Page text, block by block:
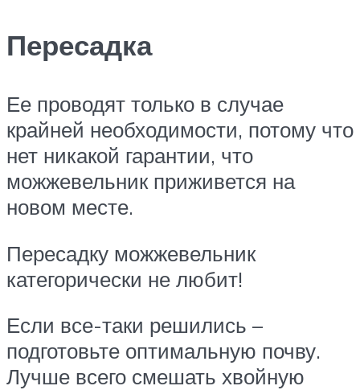
Пересадка
Ее проводят только в случае
крайней необходимости, потому что
нет никакой гарантии, что
можжевельник приживется на
новом месте.
Пересадку можжевельник
категорически не любит!
Если все-таки решились –
подготовьте оптимальную почву.
Лучше всего смешать хвойную